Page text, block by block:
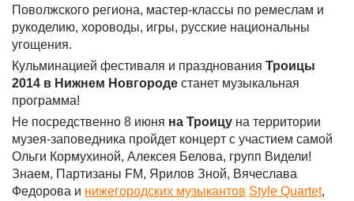
Поволжского региона, мастер-классы по ремеслам и
рукоделию, хороводы, игры, русские национальны
угощения.
Кульминацией фестиваля и празднования Троицы
2014 в Нижнем Новгороде станет музыкальная
программа!
Не посредственно 8 июня на Троицу на территории
музея-заповедника пройдет концерт с участием самой
Ольги Кормухиной, Алексея Белова, групп Видели!
Знаем, Партизаны FM, Ярилов Зной, Вячеслава
Федорова и нижегородских музыкантов Style Quartet,